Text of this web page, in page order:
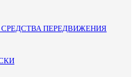
ПЕРЕДВИЖЕНИЯ